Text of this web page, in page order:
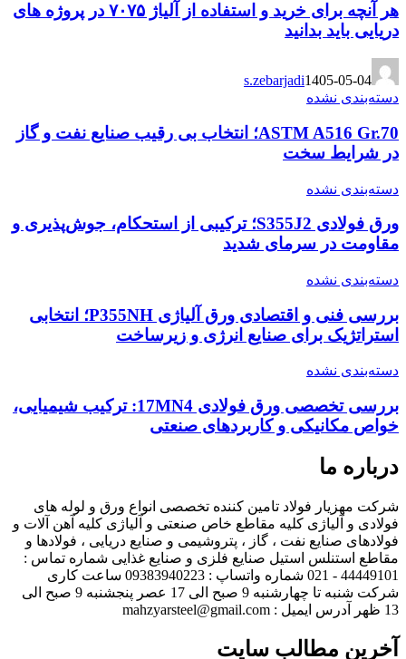
هر آنچه برای خرید و استفاده از آلیاژ ۷۰۷۵ در پروژه های
دریایی باید بدانید
s.zebarjadi1405-05-04
دسته‌بندی نشده
ASTM A516 Gr.70؛ انتخاب بی رقیب صنایع نفت و گاز
در شرایط سخت
دسته‌بندی نشده
ورق فولادی S355J2؛ ترکیبی از استحکام، جوش‌پذیری و
مقاومت در سرمای شدید
دسته‌بندی نشده
بررسی فنی و اقتصادی ورق آلیاژی P355NH؛ انتخابی
استراتژیک برای صنایع انرژی و زیرساخت
دسته‌بندی نشده
بررسی تخصصی ورق فولادی 17MN4: ترکیب شیمیایی،
خواص مکانیکی و کاربردهای صنعتی
درباره ما
شرکت مهزیار فولاد تامین کننده تخصصی انواع ورق و لوله های
فولادی و آلیاژی کلیه مقاطع خاص صنعتی و آلیاژی کلیه آهن آلات و
فولادهای صنایع نفت ، گاز ، پتروشیمی و صنایع دریایی ، فولادها و
مقاطع استنلس استیل صنایع فلزی و صنایع غذایی شماره تماس :
44449101 - 021 شماره واتساپ : 09383940223 ساعت کاری
شرکت شنبه تا چهارشنبه 9 صبح الی 17 عصر پنجشنبه 9 صبح الی
13 ظهر آدرس ایمیل : mahzyarsteel@gmail.com
آخرین مطالب سایت